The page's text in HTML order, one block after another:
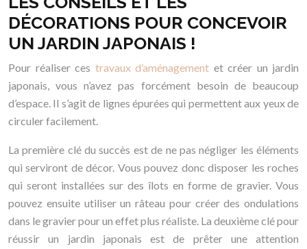
DÉCORATIONS POUR CONCEVOIR
UN JARDIN JAPONAIS !
Pour réaliser ces travaux d’aménagement et créer un jardin
japonais, vous n’avez pas forcément besoin de beaucoup
d’espace. Il s’agit de lignes épurées qui permettent aux yeux de
circuler facilement.
La première clé du succès est de ne pas négliger les éléments
qui serviront de décor. Vous pouvez donc disposer les roches
qui seront installées sur des îlots en forme de gravier. Vous
pouvez ensuite utiliser un râteau pour créer des ondulations
dans le gravier pour un effet plus réaliste. La deuxième clé pour
réussir un jardin japonais est de prêter une attention